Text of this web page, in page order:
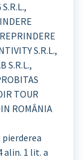
S.R.L.,
S.R.L.,
TOUR
ROMÂNIA
alin. 1 lit. a